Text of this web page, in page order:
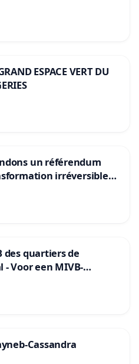
ESPACE VERT DU
un référendum
irréversible
des quartiers de
Voor een MIVB-
Strombeek en Het
Cassandra